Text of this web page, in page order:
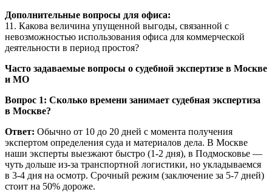
Дополнительные вопросы для офиса:
11. Какова величина упущенной выгоды, связанной с
невозможностью использования офиса для коммерческой
деятельности в период простоя?
Часто задаваемые вопросы о судебной экспертизе в Москве
и МО
Вопрос 1: Сколько времени занимает судебная экспертиза
в Москве?
Ответ: Обычно от 10 до 20 дней с момента получения
экспертом определения суда и материалов дела. В Москве
наши эксперты выезжают быстро (1-2 дня), в Подмосковье —
чуть дольше из-за транспортной логистики, но укладываемся
в 3-4 дня на осмотр. Срочный режим (заключение за 5-7 дней)
стоит на 50% дороже.